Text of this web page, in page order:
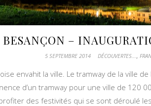
BESANÇON –
5 SEPTEMBRE 2014 DÉCOUVERTES... ,
envahit la ville. Le tramway de la ville
d’un tramway pour une ville de 120
des festivités qui se sont déroulé